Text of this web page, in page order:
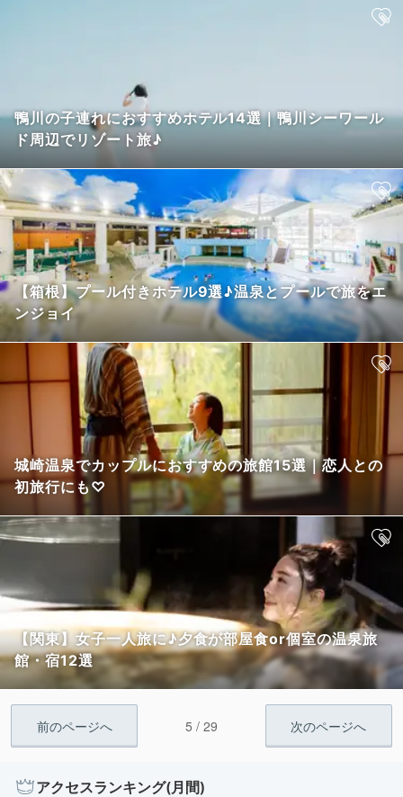
鴨川の子連れにおすすめホテル14選｜鴨川シーワール
ド周辺でリゾート旅♪
【箱根】プール付きホテル9選♪温泉とプールで旅をエ
ンジョイ
城崎温泉でカップルにおすすめの旅館15選｜恋人との
初旅行にも♡
【関東】女子一人旅に♪夕食が部屋食or個室の温泉旅
館・宿12選
前のページへ 5 / 29 次のページへ
アクセスランキング(月間)